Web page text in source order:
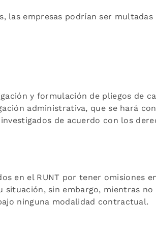
las empresas podrían ser
y formulación de pliegos de
administrativa, que se hará
de acuerdo con los
en el RUNT por tener omisiones
sin embargo, mientras no
ninguna modalidad contractual.